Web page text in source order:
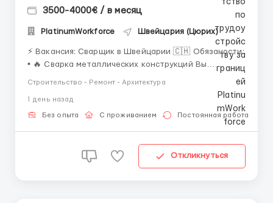
3500-4000€ / в месяц
PlatinumWorkforce Швейцария (Цюрих)
⚡ Вакансия: Сварщик в Швейцарии 🇨🇭 Обязаности:
• 🔥 Сварка металлических конструкций Вы
разных методов сварки: MIG, TIG, электродной
сварки. Простыми словами — делаете металл
прочным, как супергеройский щит. • 🛠 Подготовка
Строительство - Ремонт - Архитектура
1 день назад
Без опыта С проживанием Постоянная работа
Откликнуться